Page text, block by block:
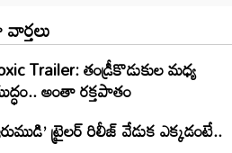
Trailer: తండ్రీకొడుకుల మధ్య
అంతా రక్తపాతం
ట్రైలర్ రిలీజ్ వేడుక ఎక్కడంటే..